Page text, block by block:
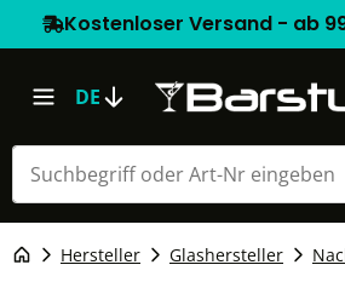
Kostenloser Versand - ab
DE
Hersteller Glashersteller